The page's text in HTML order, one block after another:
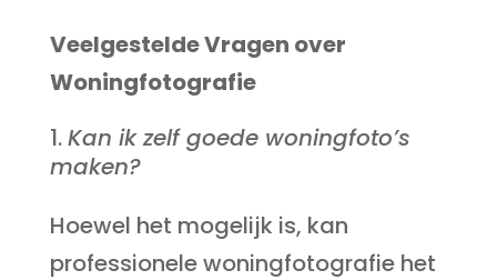
Veelgestelde Vragen over
Woningfotografie
Kan ik zelf goede woningfoto’s
maken?
Hoewel het mogelijk is, kan
professionele woningfotografie het